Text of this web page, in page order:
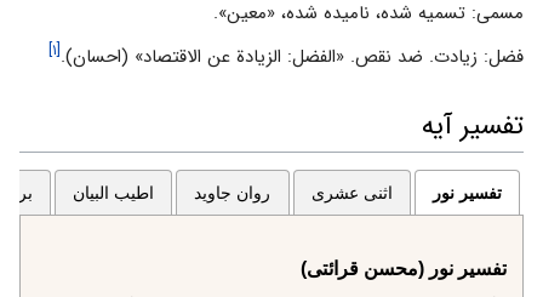
مسمى: تسميه شده، ناميده شده، «معين».
فضل: زيادت. ضد نقص. «الفضل: الزيادة عن الاقتصاد» (احسان).[۱]
تفسیر آیه
تفسیر نور اثنی عشری روان جاوید اطیب البیان
تفسیر نور (محسن قرائتی)